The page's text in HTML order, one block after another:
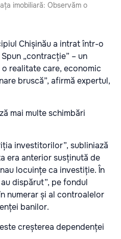
imobiliară: Observăm o
Chișinău a intrat într-o
„contracție” – un
realitate care, economic
bruscă”, afirmă expertul,
mai multe schimbări
investitorilor”, subliniază
era anterior susținută de
locuințe ca investiție. În
dispărut”, pe fondul
numerar și al controalelor
banilor.
creșterea dependenței